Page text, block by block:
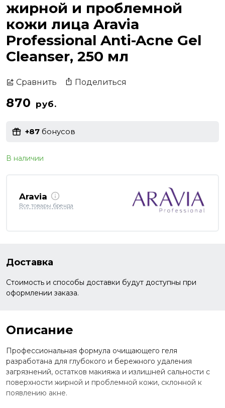
жирной и проблемной
кожи лица Aravia
Professional Anti-Acne Gel
Cleanser, 250 мл
Сравнить Поделиться
870 руб.
+87 бонусов
В наличии
Aravia
Все товары бренда
Доставка
Стоимость и способы доставки будут доступны при
оформлении заказа.
Описание
Профессиональная формула очищающего геля
разработана для глубокого и бережного удаления
загрязнений, остатков макияжа и излишней сальности с
поверхности жирной и проблемной кожи, склонной к
появлению акне.